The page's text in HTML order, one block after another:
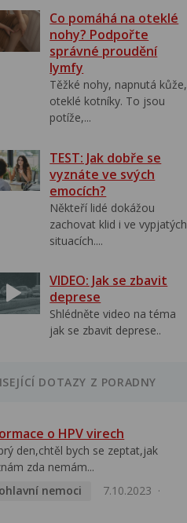
Co pomáhá na oteklé
nohy? Podpořte
správné proudění
lymfy
Těžké nohy, napnutá kůže,
oteklé kotníky. To jsou
potíže,...
TEST: Jak dobře se
vyznáte ve svých
emocích?
Někteří lidé dokážou
zachovat klid i ve vypjatých
situacích....
VIDEO: Jak se zbavit
deprese
Shlédněte video na téma
jak se zbavit deprese..
DOTAZY Z PORADNY
o HPV virech
den,chtěl bych se zeptat,jak
zda nemám...
nemoci
7.10.2023